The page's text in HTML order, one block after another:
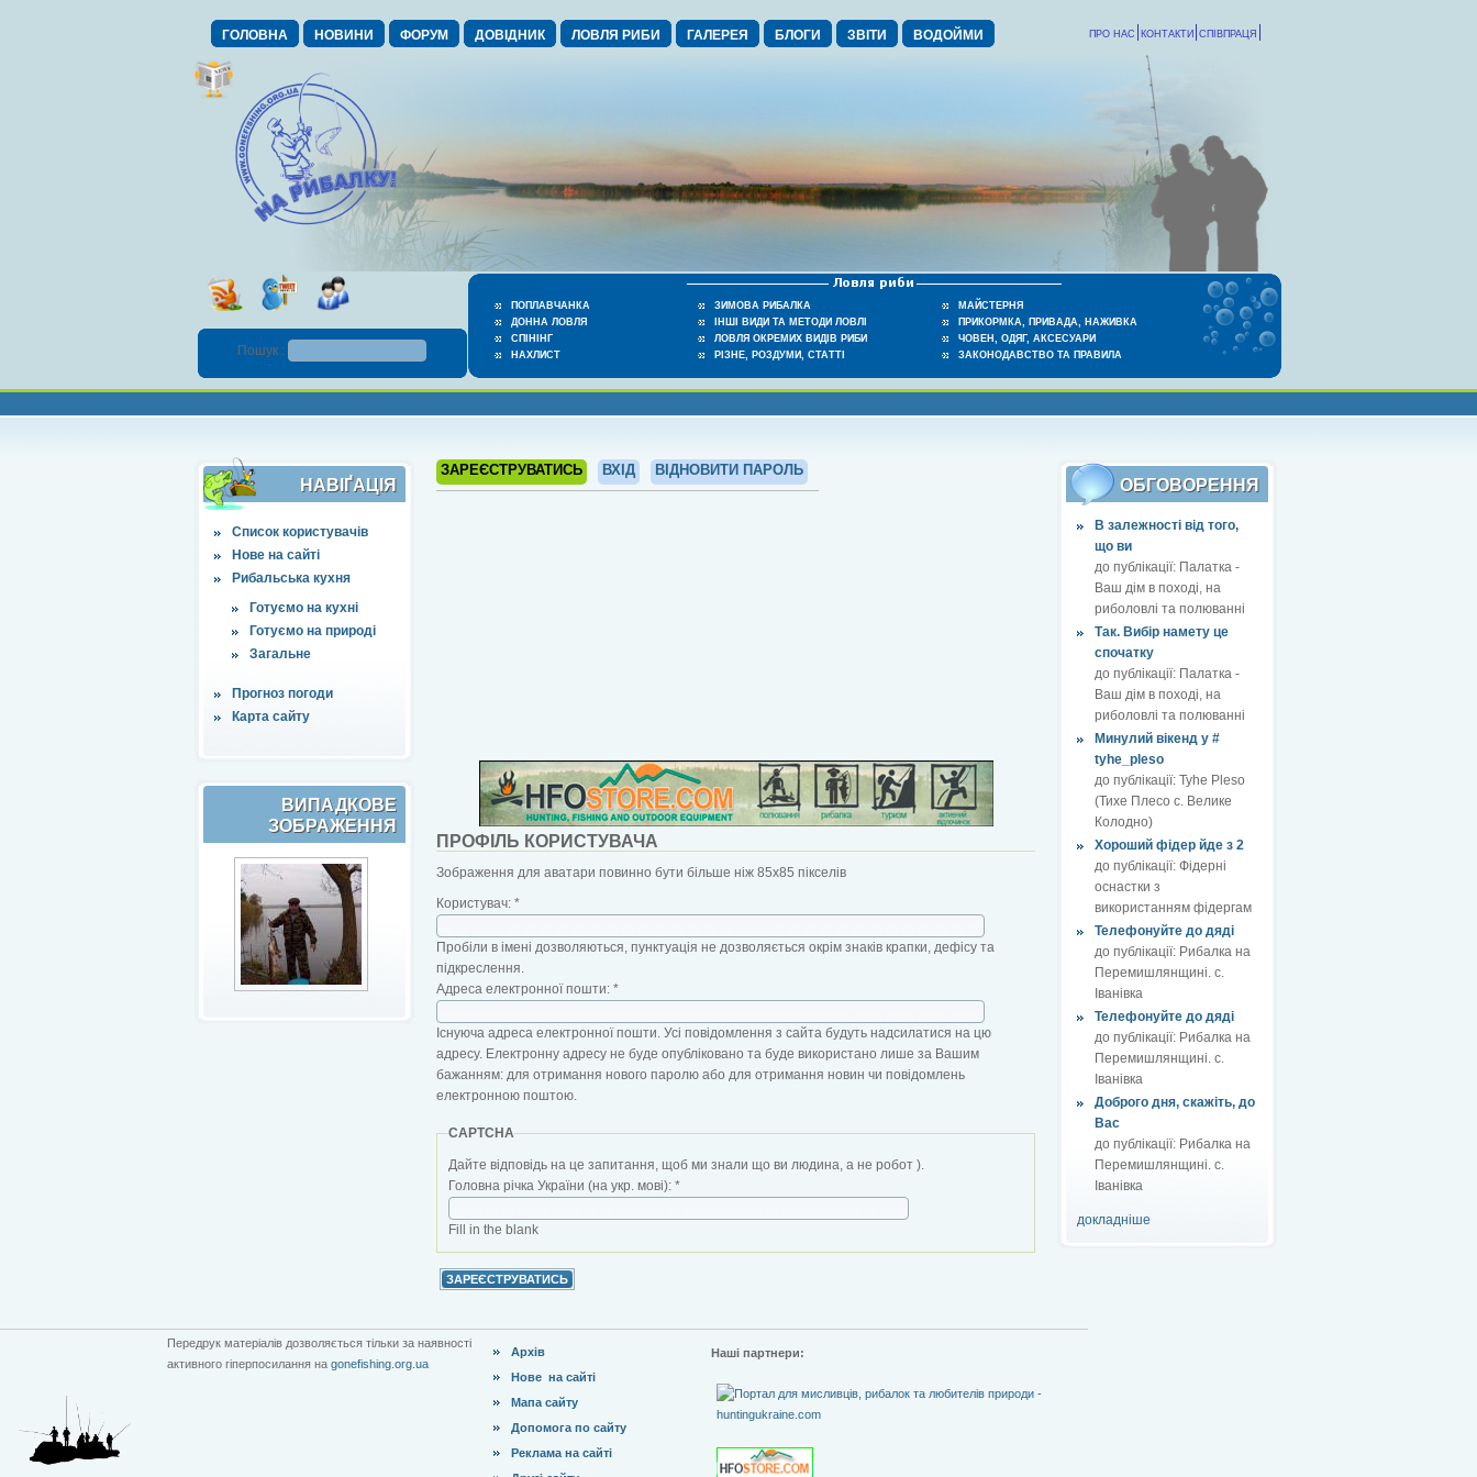
ГОЛОВНА НОВИНИ ФОРУМ ДОВІДНИК ЛОВЛЯ РИБИ ГАЛЕРЕЯ БЛОГИ ЗВІТИ ВОДОЙМИ СПІВПРАЦЯ
КОНТАКТИ
ПРО НАС
ПОПЛАВЧАНКА
ДОННА ЛОВЛЯ
СПІНІНГ
НАХЛИСТ
ЗИМОВА РИБАЛКА
ІНШІ ВИДИ ТА МЕТОДИ ЛОВЛІ
ЛОВЛЯ ОКРЕМИХ ВИДІВ РИБИ
РІЗНЕ, РОЗДУМИ, СТАТТІ
МАЙСТЕРНЯ
ПРИКОРМКА, ПРИВАДА, НАЖИВКА
ЧОВЕН, ОДЯГ, АКСЕСУАРИ
ЗАКОНОДАВСТВО ТА ПРАВИЛА
Пошук :
НАВІҐАЦІЯ
Список користувачів
Нове на сайті
Рибальська кухня
Готуємо на кухні
Готуємо на природі
Загальне
Прогноз погоди
Карта сайту
ВИПАДКОВЕ
ЗОБРАЖЕННЯ
ЗАРЕЄСТРУВАТИСЬ ВХІД ВІДНОВИТИ ПАРОЛЬ
ОБГОВОРЕННЯ
В залежності від того,
що ви
до публікації: Палатка -
Ваш дім в поході, на
риболовлі та полюванні
Так. Вибір намету це
спочатку
до публікації: Палатка -
Ваш дім в поході, на
риболовлі та полюванні
Минулий вікенд у #
tyhe_pleso
до публікації: Tyhe Pleso
(Тихе Плесо с. Велике
Колодно)
Хороший фідер йде з 2
до публікації: Фідерні
оснастки з
використанням фідергам
Телефонуйте до дяді
до публікації: Рибалка на
Перемишлянщині. с.
Іванівка
Телефонуйте до дяді
до публікації: Рибалка на
Перемишлянщині. с.
Іванівка
Доброго дня, скажіть, до
Вас
до публікації: Рибалка на
Перемишлянщині. с.
Іванівка
докладніше
ПРОФІЛЬ КОРИСТУВАЧА
Зображення для аватари повинно бути більше ніж 85x85 пікселів
Користувач: *
Пробіли в імені дозволяються, пунктуація не дозволяється окрім знаків крапки, дефісу та
підкреслення.
Адреса електронної пошти: *
Існуюча адреса електронної пошти. Усі повідомлення з сайта будуть надсилатися на цю
адресу. Електронну адресу не буде опубліковано та буде використано лише за Вашим
бажанням: для отримання нового паролю або для отримання новин чи повідомлень
електронною поштою.
CAPTCHA
Дайте відповідь на це запитання, щоб ми знали що ви людина, а не робот ).
Головна річка України (на укр. мові): *
Fill in the blank
Передрук матеріалів дозволяється тільки за наявності
активного гіперпосилання на gonefishing.org.ua
Архів
Нове на сайті
Мапа сайту
Допомога по сайту
Реклама на сайті
Наші партнери: